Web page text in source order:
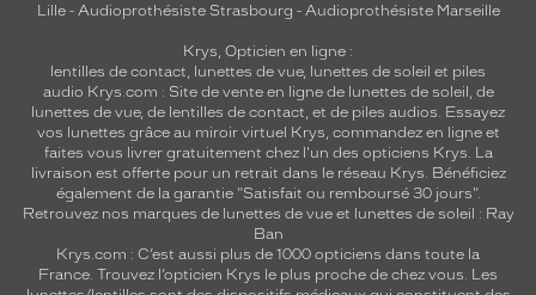
Lille- Audioprothésiste Strasbourg - Audioprothésiste Marseille
Krys, Opticien en ligne :
lentilles de contact lunettes de vue, lunettes de soleil et piles
audio Krys.com : Site de vente en ligne de lunettes de soleil, de
lunettes de vue, de lentilles de contact , et de piles audios. Essayez
vos lunettes grâce au miroir virtuel Krys, commandez en ligne et
faites vous livrer gratuitement chez l'un des opticiens Krys. La
livraison est offerte pour un retrait dans le réseau Krys. Bénéficiez
également de la garantie "Satisfait ou remboursé 30 jours".
Retrouvez nos marques de lunettes de vue et lunettes de soleil : Ray
Ban
Krys.com : C’est aussi plus de 1000 opticiens dans toute la
France. Trouvez l’opticien Krys le plus proche de chez vous . Les